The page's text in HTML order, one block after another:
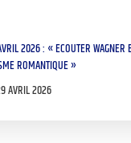
2026 : « ECOUTER WAGNER
ROMANTIQUE »
AVRIL 2026